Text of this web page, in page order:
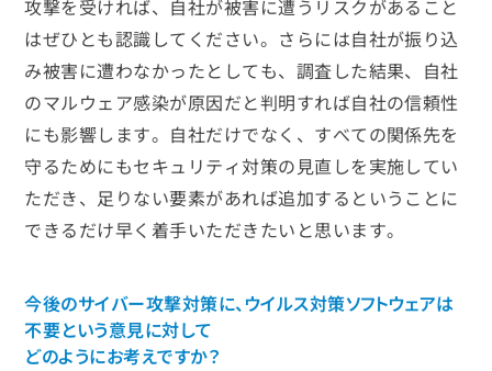
攻撃を受ければ、自社が被害に遭うリスクがあること
はぜひとも認識してください。さらには自社が振り込
み被害に遭わなかったとしても、調査した結果、自社
のマルウェア感染が原因だと判明すれば自社の信頼性
にも影響します。自社だけでなく、すべての関係先を
守るためにもセキュリティ対策の見直しを実施してい
ただき、足りない要素があれば追加するということに
できるだけ早く着手いただきたいと思います。
今後のサイバー攻撃対策に、ウイルス対策ソフトウェアは
不要という意見に対して
どのようにお考えですか？